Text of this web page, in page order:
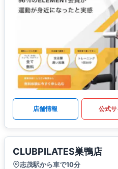
店舗情報 公式サ
CLUBPILATES巣鴨店
志茂駅から車で10分